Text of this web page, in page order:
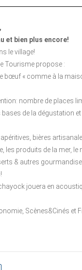
et bien plus encore!
le village!
Tourisme propose :
bœuf « comme à la
nombre de places
de la dégustation
bières
produits de la mer, le
& autres
jouera en
Scènes&Cinés et